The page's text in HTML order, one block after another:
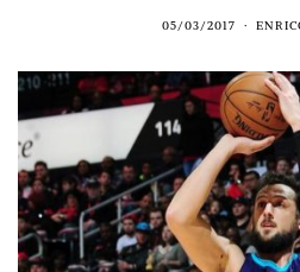
05/03/2017